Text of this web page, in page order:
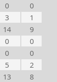
0
0
3
1
14
9
0
0
0
0
5
2
13
8